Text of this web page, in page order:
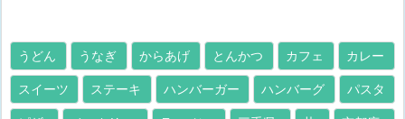
うどん うなぎ からあげ とんかつ カフェ カレー
スイーツ ステーキ ハンバーガー ハンバーグ パスタ